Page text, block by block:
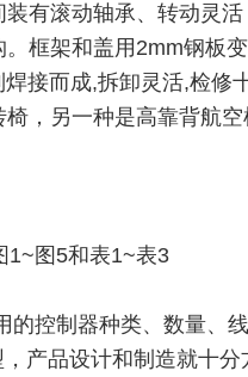
有滚动轴承、转动灵
框架和盖用2mm钢板
接而成,拆卸灵活,检修
，另一种是高靠背航
1~图5和表1~表3
控制器种类、数量、
产品设计和制造就十